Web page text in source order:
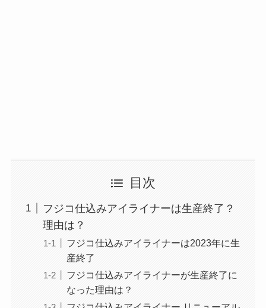
目次
フジコ仕込みアイライナーは生産終了？
理由は？
フジコ仕込みアイライナーは2023年に生
産終了
フジコ仕込みアイライナーが生産終了に
なった理由は？